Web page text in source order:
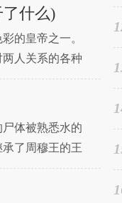
什么)
的皇帝之一。
人关系的各种
继位，在位
体被熟悉水的
了周穆王的王
情节是怎么回